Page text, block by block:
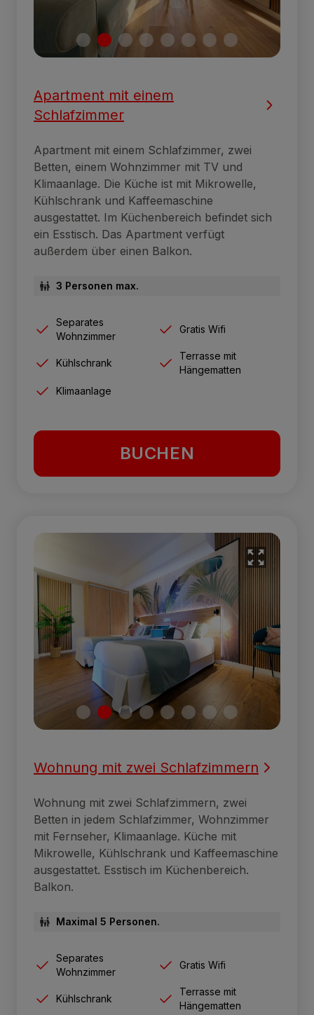
Apartment mit einem
Schlafzimmer
Apartment mit einem Schlafzimmer, zwei
Betten, einem Wohnzimmer mit TV und
Klimaanlage. Die Küche ist mit Mikrowelle,
Kühlschrank und Kaffeemaschine
ausgestattet. Im Küchenbereich befindet sich
ein Esstisch. Das Apartment verfügt
außerdem über einen Balkon.
3 Personen max.
Separates
Wohnzimmer
Gratis Wifi
Kühlschrank
Terrasse mit
Hängematten
Klimaanlage
BUCHEN
Wohnung mit zwei Schlafzimmern
Wohnung mit zwei Schlafzimmern, zwei
Betten in jedem Schlafzimmer, Wohnzimmer
mit Fernseher, Klimaanlage. Küche mit
Mikrowelle, Kühlschrank und Kaffeemaschine
ausgestattet. Esstisch im Küchenbereich.
Balkon.
Maximal 5 Personen.
Separates
Wohnzimmer
Gratis Wifi
Kühlschrank
Terrasse mit
Hängematten